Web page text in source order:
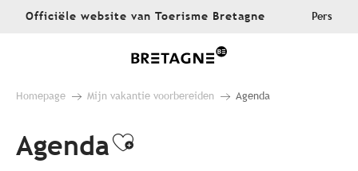
AllerOfficiële website van Toerisme Bretagne Pers
Homepage Mijn vakantie voorbereiden Agenda
AgendaAjouter aux favoris